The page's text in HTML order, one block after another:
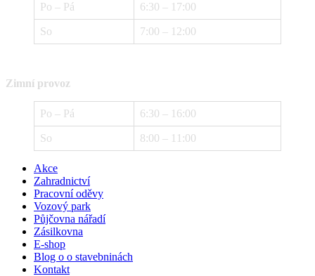
Po – Pá 6:30 – 17:00
So 7:00 – 12:00
Zimní provoz
Po – Pá 6:30 – 16:00
So 8:00 – 11:00
Akce
Zahradnictví
Pracovní oděvy
Vozový park
Půjčovna nářadí
Zásilkovna
E-shop
Blog o o stavebninách
Kontakt